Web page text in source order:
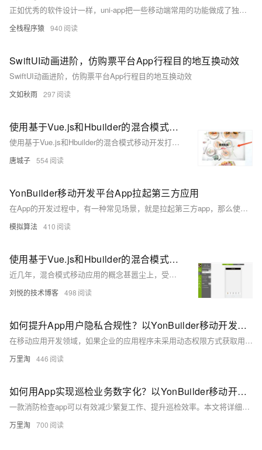
正如优秀的软件设计一样，uni-app把一些移动端常用的功能做成了独立的服务或者插件，我们在使用的时候只需要选择使用即可。但是在使用这些服务或者插件时一定要区分其提供的各种服务和插件的使用场景，例如其提供的【uni-starter快速开发项目模版】几乎集成了移动端所需的所有基础功能，使用非常方便，但是其许可协议只允许对接其uniCloud的JS开发服务端，不允许对接自己的php、java等其他后台系统。
全栈程序猿 940
SwiftUI动画进阶，仿购票平台App行程目的地互换动效
SwiftUI动画进阶，仿购票平台App行程目的地互换动效
文如秋雨 297
使用基于Vue.js和Hbuilder的混合模式移动开发打造移动app
使用基于Vue.js和Hbuilder的混合模式移动开发打造移动app
唐城子 554
YonBuilder移动开发平台App拉起第三方应用
在App的开发过程中，有一种常见场景，就是拉起第三方app，那么使用YonBuilder移动开发做app的时候，是怎么拉起第三方App的呢，下边我们讲一下步骤。
模拟算法 410
使用基于Vue.js和Hbuilder的混合模式移动开发打造属于自己的移动app
近几年，混合模式移动应用的概念甚嚣尘上，受到了一些中小型企业的青睐，究其原因，混合模式开发可以比传统移动开发节约大量的开发成本和人力成本。 Hybrid App（混合模式移动应用）是指介于web-app、native-app这两者之间的app，兼具“Native App良好用户交互体验的优势”和“Web App跨平台开发的优势”。
刘悦的技术博客 498
如何提升App用户隐私合规性？以YonBuilder移动开发平台APICloud为例
在移动应用开发领域，如果企业的应用程序未采用动态权限方式获取用户的隐私权限，将无法上架Google Play及国内的各大应用市场。对于一款标准的移动端商业app，动态权限功能已经成为必不可少的标配功能。 本文主要介绍如何使用YonBuilder移动开发技术，实现移动端的动态权限功能。
万里淘 446
如何用App实现巡检业务数字化？以YonBuilder移动开发平台APICloud为例
一款消防检查app可以有效减少繁复工作、提升巡检效率。本文将详细介绍如何使用YonBuilder移动开发平台开发消防检查助手app。
万里淘 700